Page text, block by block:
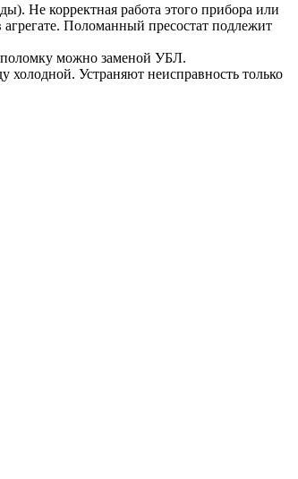
Не корректная работа этого прибора или
агрегате. Поломанный пресостат подлежит
поломку можно заменой УБЛ.
Устраняют неисправность только